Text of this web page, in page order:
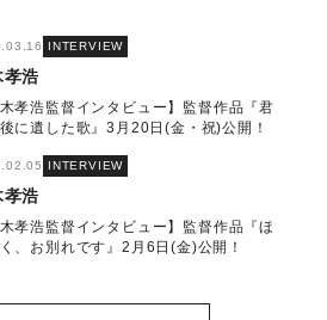
INTERVIEW
孝浩
木孝浩監督インタビュー】監督作品『君
に遺した歌』3月20日(金・祝)公開！
INTERVIEW
孝浩
木孝浩監督インタビュー】監督作品『ほ
、お別れです』2月6日(金)公開！